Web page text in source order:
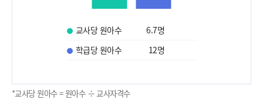
교사당 원아수 6.7명
학급당 원아수
12명
*교사당 원아수 = 원아수 ÷ 교사자격수